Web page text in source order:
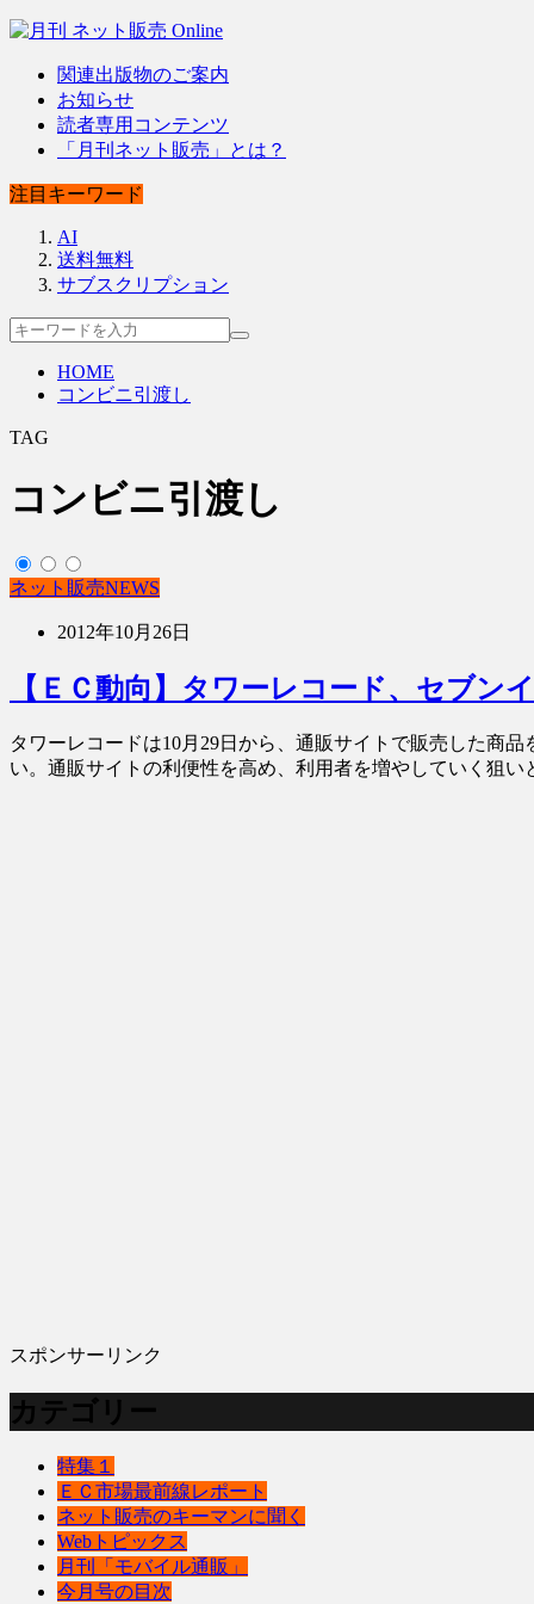
関連出版物のご案内
お知らせ
読者専用コンテンツ
「月刊ネット販売」とは？
注目キーワード
AI
送料無料
サブスクリプション
HOME
コンビニ引渡し
TAG
コンビニ引渡し
ネット販売NEWS
2012年10月26日
【ＥＣ動向】タワーレコード、セブン
タワーレコードは10月29日から、通販サイトで販売した商
い。通販サイトの利便性を高め、利用者を増やしていく狙
スポンサーリンク
カテゴリー
特集１
ＥＣ市場最前線レポート
ネット販売のキーマンに聞く
Webトピックス
月刊「モバイル通販」
今月号の目次